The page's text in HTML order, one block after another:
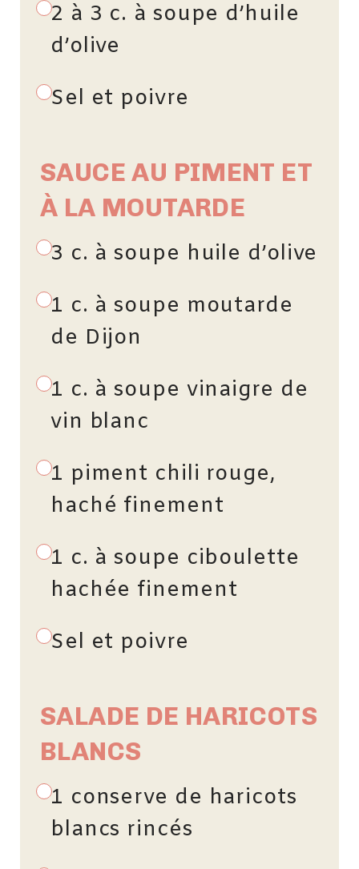
2 à 3 c. à soupe d’huile
d’olive
Sel et poivre
SAUCE AU PIMENT ET
À LA MOUTARDE
3 c. à soupe huile d’olive
1 c. à soupe moutarde
de Dijon
1 c. à soupe vinaigre de
vin blanc
1 piment chili rouge,
haché finement
1 c. à soupe ciboulette
hachée finement
Sel et poivre
SALADE DE HARICOTS
BLANCS
1 conserve de haricots
blancs rincés